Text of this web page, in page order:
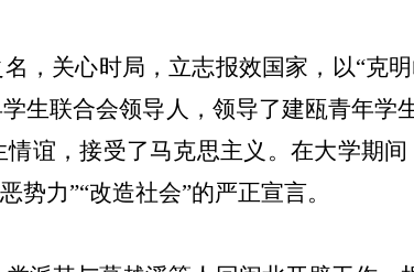
名，关心时局，立志报效国家，以“克
生联合会领导人，领导了建瓯青年学
谊，接受了马克思主义。在大学期
势力”“改造社会”的严正宣言。